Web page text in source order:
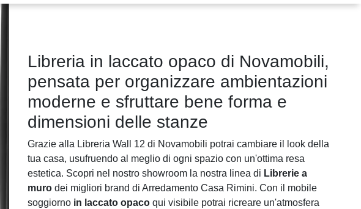
Libreria in laccato opaco di Novamobili,
pensata per organizzare ambientazioni
moderne e sfruttare bene forma e
dimensioni delle stanze
Grazie alla Libreria Wall 12 di Novamobili potrai cambiare il look della
tua casa, usufruendo al meglio di ogni spazio con un'ottima resa
estetica. Scopri nel nostro showroom la nostra linea di Librerie a
muro dei migliori brand di Arredamento Casa Rimini. Con il mobile
soggiorno in laccato opaco qui visibile potrai ricreare un'atmosfera